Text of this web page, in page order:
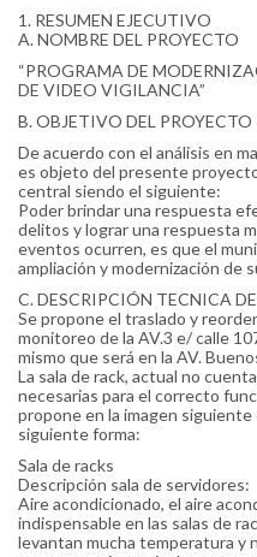
1. RESUMEN EJECUTIVO
A. NOMBRE DEL PROYECTO
“PROGRAMA DE
DE VIDEO VIGILANCIA”
B. OBJETIVO DEL PROYECTO
De acuerdo con el análisis en
es objeto del presente
central siendo el siguiente:
Poder brindar una respuesta
delitos y lograr una respuesta
eventos ocurren, es que el
ampliación y modernización de
C. DESCRIPCIÓN TECNICA
Se propone el traslado y
monitoreo de la AV.3 e/ calle
mismo que será en la AV.
La sala de rack, actual no
necesarias para el correcto
propone en la imagen
siguiente forma:
Sala de racks
Descripción sala de servidores:
Aire acondicionado, el aire
indispensable en las salas de
levantan mucha temperatura y